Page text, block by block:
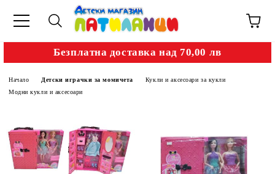
Безплатна доставка над 70,00 лв
Начало Детски играчки за момичета
Кукли и аксесоари за кукли
Модни кукли и аксесоари